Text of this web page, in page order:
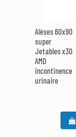
Alèses 60x90
super
Jetables x30
AMD
incontinence
urinaire